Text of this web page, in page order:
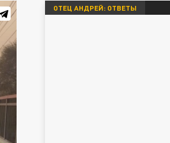
ОТЕЦ АНДРЕЙ: ОТВЕТЫ